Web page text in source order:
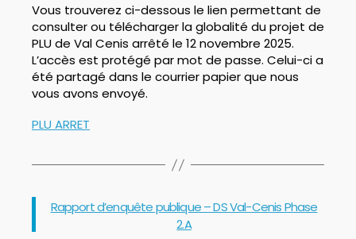
Vous trouverez ci-dessous le lien permettant de
consulter ou télécharger la globalité du projet de
PLU de Val Cenis arrêté le 12 novembre 2025.
L’accès est protégé par mot de passe. Celui-ci a
été partagé dans le courrier papier que nous
vous avons envoyé.
PLU ARRET
Catégories
Rapport d’enquête publique – DS Val-Cenis Phase
2.A